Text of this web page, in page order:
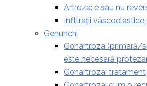
Artroza: e sau nu
Infiltrații vâscoelastice
Genunchi
Gonartroza (primară/
este necesară
Gonartroza: tratament